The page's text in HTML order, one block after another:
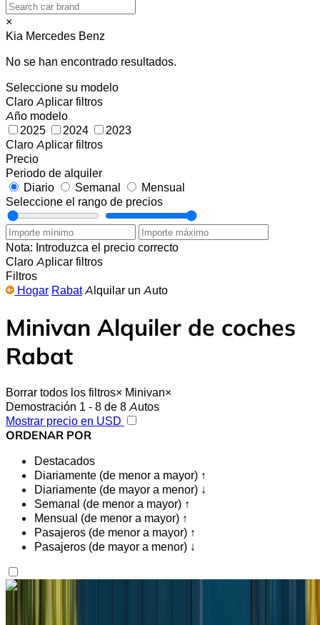
×
Kia Mercedes Benz
No se han encontrado resultados.
Seleccione su modelo
Claro Aplicar filtros
Año modelo
2025
2024
2023
Claro Aplicar filtros
Precio
Periodo de alquiler
Diario
Semanal
Mensual
Seleccione el rango de precios
Nota: Introduzca el precio correcto
Claro Aplicar filtros
Filtros
Hogar Rabat Alquilar un Auto
Minivan Alquiler de coches
Rabat
Borrar todos los filtros× Minivan×
Demostración 1 - 8 de 8 Autos
Mostrar precio en USD
ORDENAR POR
Destacados
Diariamente (de menor a mayor) ↑
Diariamente (de mayor a menor) ↓
Semanal (de menor a mayor) ↑
Mensual (de menor a mayor) ↑
Pasajeros (de menor a mayor) ↑
Pasajeros (de mayor a menor) ↓
¿Te gusta lo que ves?
Mercedes Benz Vito 2024